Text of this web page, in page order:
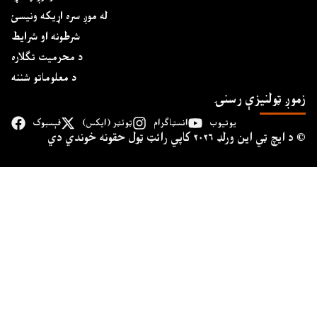
له موږ سره اړیکه ونیسئ
شرطونه او شرایط
د محرمیت تګلاره
د معلوماتو شننه
زموږ ټولنیزې رسنۍ
فېسبوک ټوئټر (ایکس) انسټاګرام یوتیوب
د ايچ ټي اين وﺭلډ ۲۰۲۶ کاپي ﺭائټ ټول حقونه خوندي دي ©